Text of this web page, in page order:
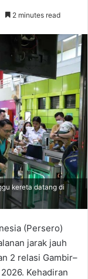
2 minutes read
kereta datang di
(Persero)
jarak jauh
2 relasi Gambir–
Kehadiran